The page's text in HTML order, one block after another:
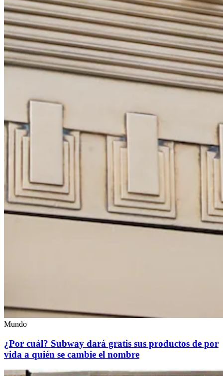
Mundo
¿Por cuál? Subway dará gratis sus productos de por
vida a quién se cambie el nombre